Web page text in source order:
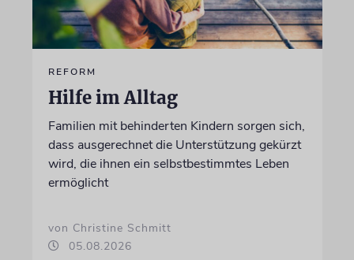
REFORM
Hilfe im Alltag
Familien mit behinderten Kindern sorgen sich,
dass ausgerechnet die Unterstützung gekürzt
wird, die ihnen ein selbstbestimmtes Leben
ermöglicht
von Christine Schmitt
05.08.2026